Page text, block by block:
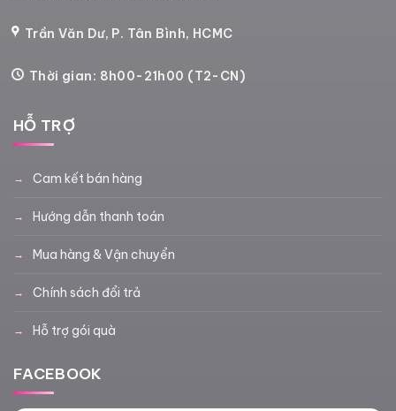
Trần Văn Dư, P. Tân Bình, HCMC
Thời gian: 8h00-21h00 (T2-CN)
HỖ TRỢ
Cam kết bán hàng
Hướng dẫn thanh toán
Mua hàng & Vận chuyển
Chính sách đổi trả
Hỗ trợ gói quà
FACEBOOK